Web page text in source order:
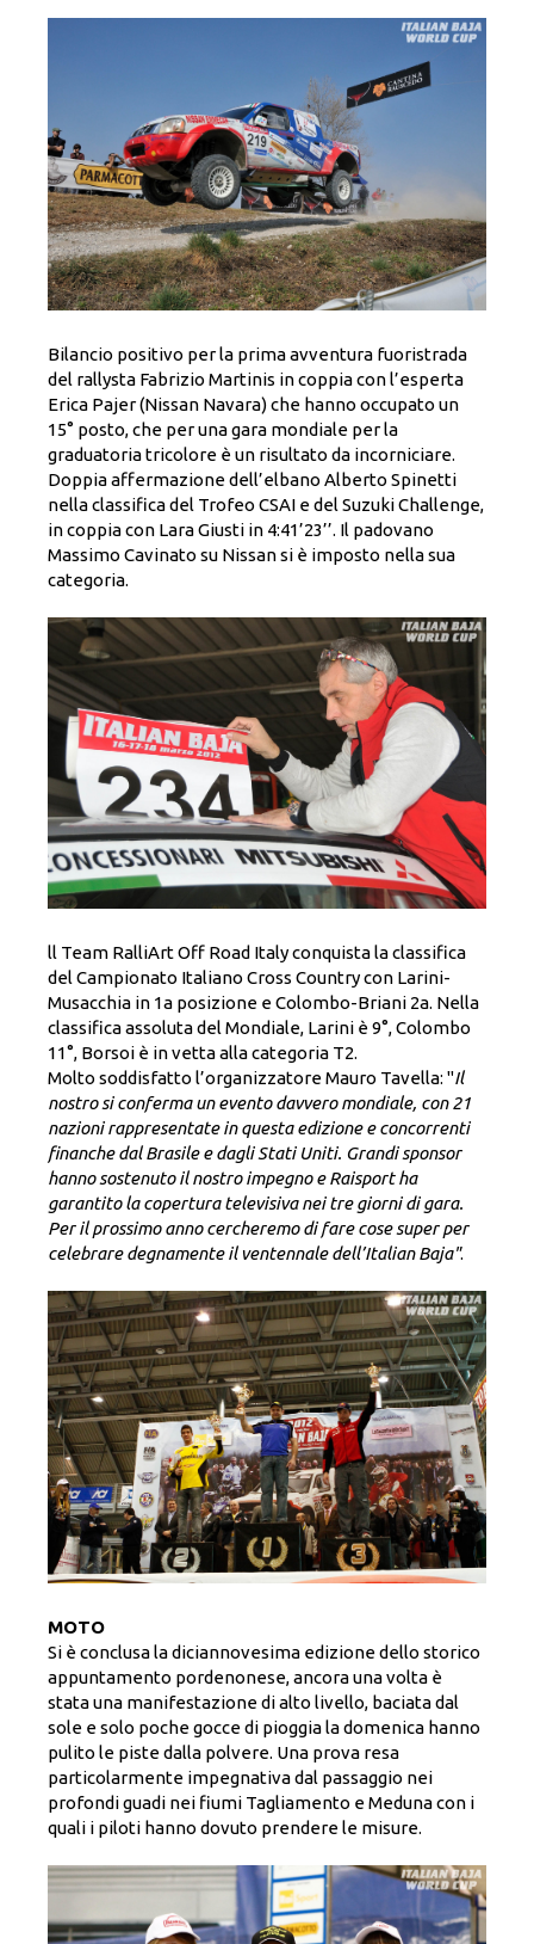
Bilancio positivo per la prima avventura fuoristrada
del rallysta Fabrizio Martinis in coppia con l’esperta
Erica Pajer (Nissan Navara) che hanno occupato un
15° posto, che per una gara mondiale per la
graduatoria tricolore è un risultato da incorniciare.
Doppia affermazione dell’elbano Alberto Spinetti
nella classifica del Trofeo CSAI e del Suzuki Challenge,
in coppia con Lara Giusti in 4:41’23’’. Il padovano
Massimo Cavinato su Nissan si è imposto nella sua
categoria.
ll Team RalliArt Off Road Italy conquista la classifica
del Campionato Italiano Cross Country con Larini-
Musacchia in 1a posizione e Colombo-Briani 2a. Nella
classifica assoluta del Mondiale, Larini è 9°, Colombo
11°, Borsoi è in vetta alla categoria T2.
Molto soddisfatto l’organizzatore Mauro Tavella: "Il
nostro si conferma un evento davvero mondiale, con 21
nazioni rappresentate in questa edizione e concorrenti
finanche dal Brasile e dagli Stati Uniti. Grandi sponsor
hanno sostenuto il nostro impegno e Raisport ha
garantito la copertura televisiva nei tre giorni di gara.
Per il prossimo anno cercheremo di fare cose super per
celebrare degnamente il ventennale dell’Italian Baja".
MOTO
Si è conclusa la diciannovesima edizione dello storico
appuntamento pordenonese, ancora una volta è
stata una manifestazione di alto livello, baciata dal
sole e solo poche gocce di pioggia la domenica hanno
pulito le piste dalla polvere. Una prova resa
particolarmente impegnativa dal passaggio nei
profondi guadi nei fiumi Tagliamento e Meduna con i
quali i piloti hanno dovuto prendere le misure.